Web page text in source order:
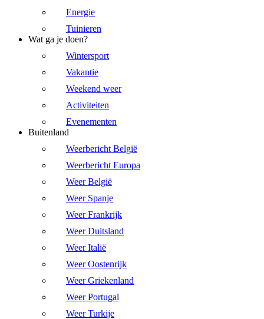
Energie
Tuinieren
Wat ga je doen?
Wintersport
Vakantie
Weekend weer
Activiteiten
Evenementen
Buitenland
Weerbericht België
Weerbericht Europa
Weer België
Weer Spanje
Weer Frankrijk
Weer Duitsland
Weer Italië
Weer Oostenrijk
Weer Griekenland
Weer Portugal
Weer Turkije